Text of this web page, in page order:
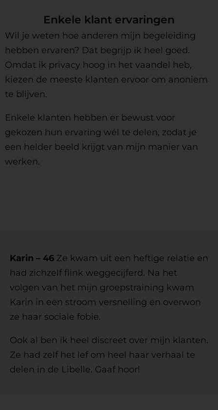
Enkele klant ervaringen
Wil je weten hoe anderen mijn begeleiding
hebben ervaren? Dat begrijp ik heel goed.
Omdat ik privacy hoog in het vaandel heb,
kiezen de meeste klanten ervoor om anoniem
te blijven.
Enkele klanten hebben er bewust voor
gekozen hun ervaring wél te delen, zodat je
een helder beeld krijgt van mijn manier van
werken.
Karin – 46 Ze kwam uit een heftige relatie en
had zichzelf flink weggecijferd. Na het
volgen van het mijn groepstraining kwam
Karin in een stroom versnelling en overwon
ze haar sociale fobie.
Ook al ben ik heel discreet over mijn klanten.
Ze had zelf het lef om heel haar verhaal te
delen in de Libelle. Gaaf hoor!